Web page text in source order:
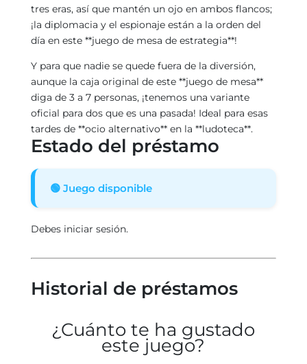
tres eras, así que mantén un ojo en ambos flancos;
¡la diplomacia y el espionaje están a la orden del
día en este **juego de mesa de estrategia**!
Y para que nadie se quede fuera de la diversión,
aunque la caja original de este **juego de mesa**
diga de 3 a 7 personas, ¡tenemos una variante
oficial para dos que es una pasada! Ideal para esas
tardes de **ocio alternativo** en la **ludoteca**.
Estado del préstamo
🟢 Juego disponible
Debes iniciar sesión.
Historial de préstamos
¿Cuánto te ha gustado
este juego?